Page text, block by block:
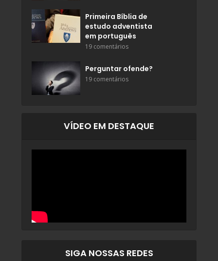
Primeira Bíblia de
estudo adventista
em português
19 comentários
Perguntar ofende?
19 comentários
VÍDEO EM DESTAQUE
SIGA NOSSAS REDES